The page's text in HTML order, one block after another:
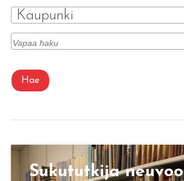
Kaupunki
Hae
Su­ku­tut­ki­ja neu­voo